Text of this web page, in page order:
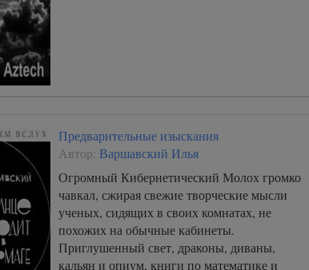
Предварительные изыскания
Автор: Варшавский Илья
Огромный Кибернетический Молох громко
чавкал, сжирая свежие творческие мысли
ученых, сидящих в своих комнатах, не
похожих на обычные кабинеты.
Приглушенный свет, драконы, диваны,
кальян и опиум, книги по математике и